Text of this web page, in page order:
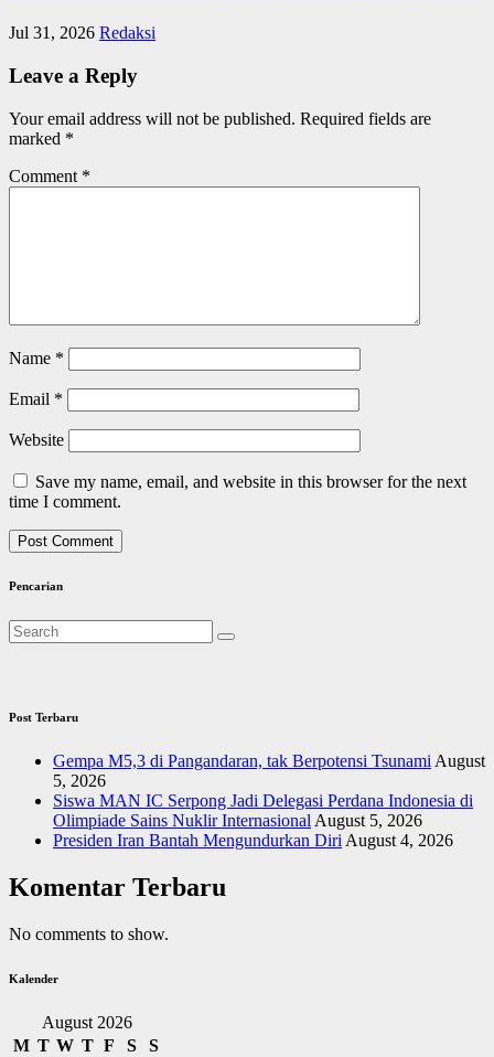
Jul 31, 2026 Redaksi
Leave a Reply
Your email address will not be published. Required fields are
marked *
Comment *
Name *
Email *
Website
Save my name, email, and website in this browser for the next
time I comment.
Pencarian
Post Terbaru
Gempa M5,3 di Pangandaran, tak Berpotensi Tsunami August
5, 2026
Siswa MAN IC Serpong Jadi Delegasi Perdana Indonesia di
Olimpiade Sains Nuklir Internasional August 5, 2026
Presiden Iran Bantah Mengundurkan Diri August 4, 2026
Komentar Terbaru
No comments to show.
Kalender
August 2026
M T W T F S S